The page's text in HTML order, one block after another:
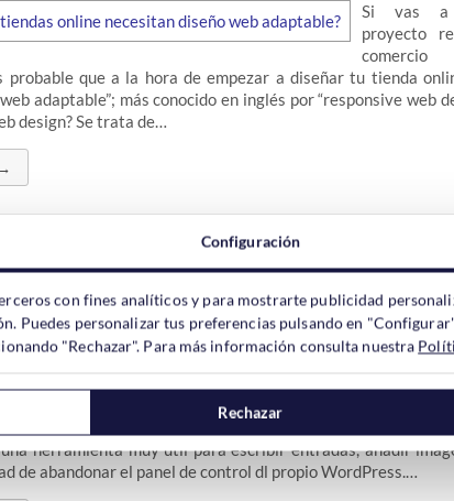
Si vas a
proyecto
probable que a la hora de empezar a diseñar tu tienda
adaptable”; más conocido en inglés por “responsive web
design? Se trata de…
en los Widgets de WordPress –
de manera habitual desde el editor de texto del propio
herramienta muy útil para escribir entradas, añadir
de abandonar el panel de control dl propio WordPress.…
Configuración
con fines analíticos y para mostrarte publicidad
Puedes personalizar tus preferencias pulsando en
"Rechazar". Para más información consulta nuestra
Rechazar